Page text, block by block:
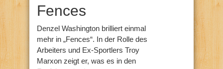
Fences
Denzel Washington brilliert einmal
mehr in „Fences“. In der Rolle des
Arbeiters und Ex-Sportlers Troy
Marxon zeigt er, was es in den